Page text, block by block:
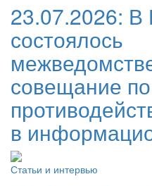
23.07.2026: В
состоялось
совещание
в
Статьи и интервью